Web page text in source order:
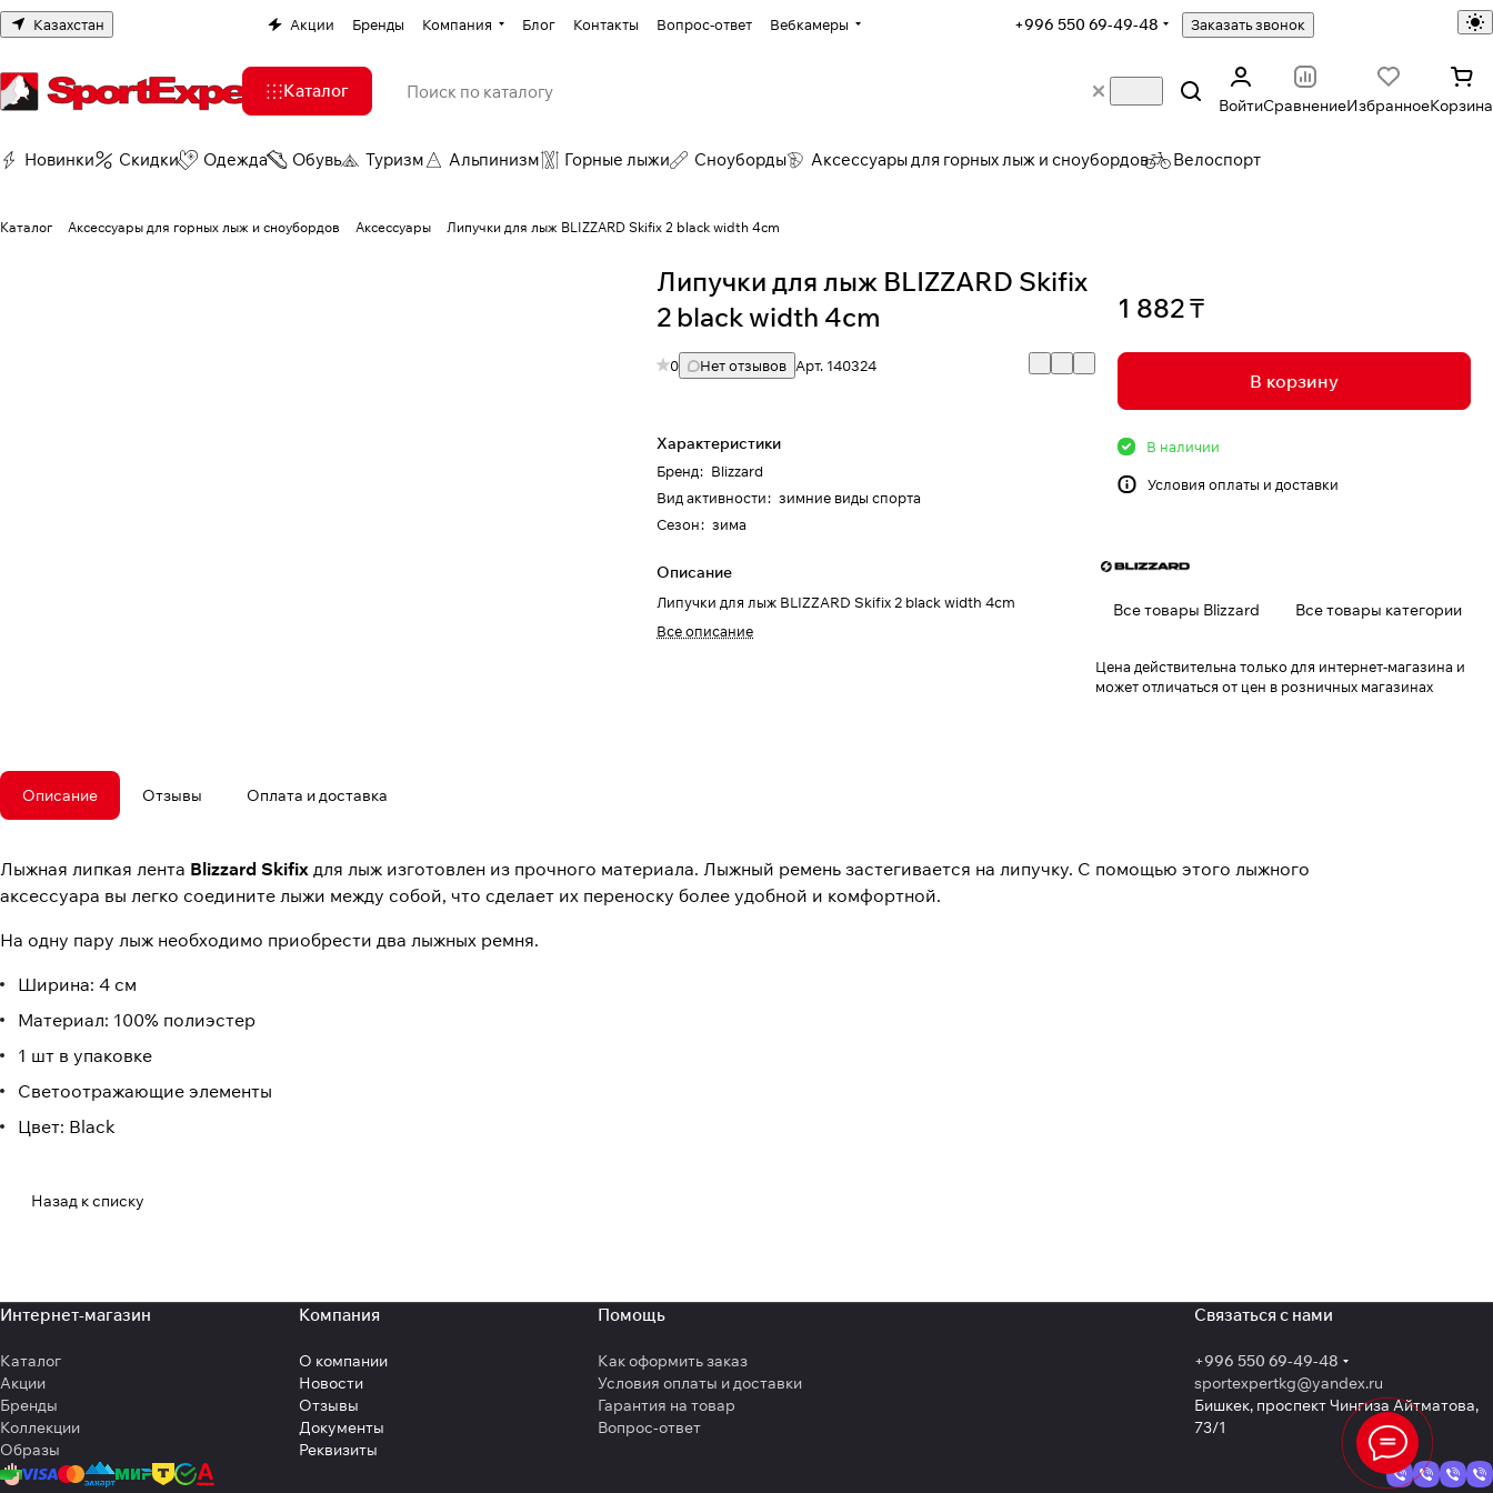
Казахстан Акции Бренды Компания Блог Контакты Вопрос-ответ Вебкамеры +996 550 69-49-48 Заказать звонок
Каталог
ВойтиСравнениеИзбранноеКорзина
Новинки Скидки Одежда Обувь Туризм Альпинизм Горные лыжи Сноуборды Аксессуары для горных лыж и сноубордов Велоспорт
Каталог Аксессуары для горных лыж и сноубордов Аксессуары Липучки для лыж BLIZZARD Skifix 2 black width 4cm
Липучки для лыж BLIZZARD Skifix
2 black width 4cm
0 Нет отзывов Арт. 140324
Характеристики
Бренд: Blizzard
Вид активности: зимние виды спорта
Сезон: зима
Описание
Липучки для лыж BLIZZARD Skifix 2 black width 4cm
Все описание
1 882 ₸
В корзину
В наличии
Условия оплаты и доставки
Все товары Blizzard Все товары категории
Цена действительна только для интернет-магазина и
может отличаться от цен в розничных магазинах
Описание Отзывы Оплата и доставка
Лыжная липкая лента Blizzard Skifix для лыж изготовлен из прочного материала. Лыжный ремень застегивается на липучку. С помощью этого лыжного
аксессуара вы легко соедините лыжи между собой, что сделает их переноску более удобной и комфортной.
На одну пару лыж необходимо приобрести два лыжных ремня.
Ширина: 4 см
Материал: 100% полиэстер
1 шт в упаковке
Светоотражающие элементы
Цвет: Black
Назад к списку
Интернет-магазин
Каталог
Акции
Бренды
Коллекции
Образы
Компания
О компании
Новости
Отзывы
Документы
Реквизиты
Помощь
Как оформить заказ
Условия оплаты и доставки
Гарантия на товар
Вопрос-ответ
Связаться с нами
+996 550 69-49-48
sportexpertkg@yandex.ru
Бишкек, проспект Чингиза Айтматова,
73/1